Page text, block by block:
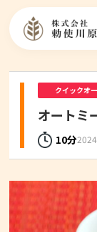
クイックオ
オートミ
10分